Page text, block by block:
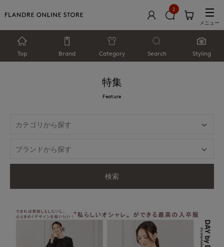
2
メニュー
Top Brand Category Search Styling
特集
Feature
検索